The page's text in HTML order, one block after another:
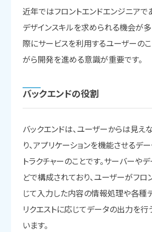
近年ではフロントエンドエンジニアで
デザインスキルを求められる機会が
際にサービスを利用するユーザーの
がら開発を進める意識が重要です。
バックエンドの役割
バックエンドは、ユーザーからは見え
り、アプリケーションを機能させるデ
トラクチャーのことです。サーバーや
どで構成されており、ユーザーがフロ
じて入力した内容の情報処理や各種
リクエストに応じてデータの出力を行
います。